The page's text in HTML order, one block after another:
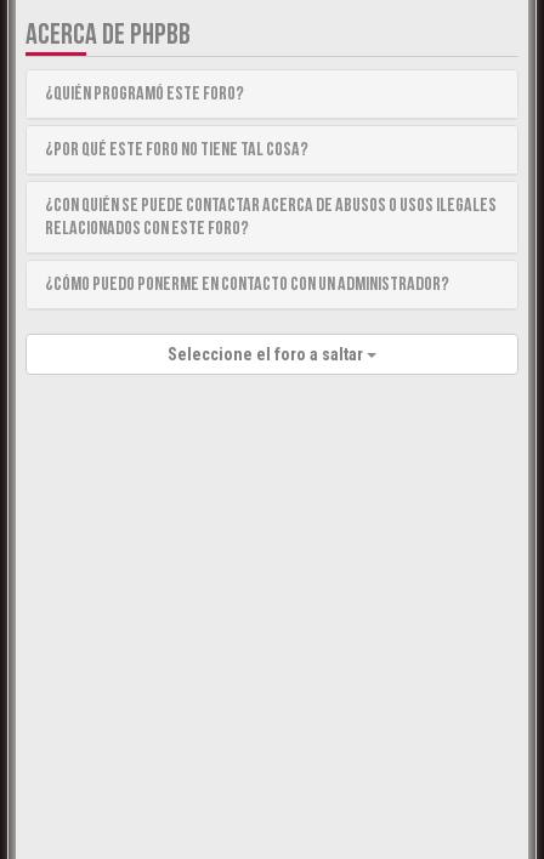
ACERCA DE PHPBB
¿Quién programó este foro?
¿Por qué este foro no tiene tal cosa?
¿Con quién se puede contactar acerca de abusos o usos ilegales
relacionados con este foro?
¿Cómo puedo ponerme en contacto con un Administrador?
Seleccione el foro a saltar